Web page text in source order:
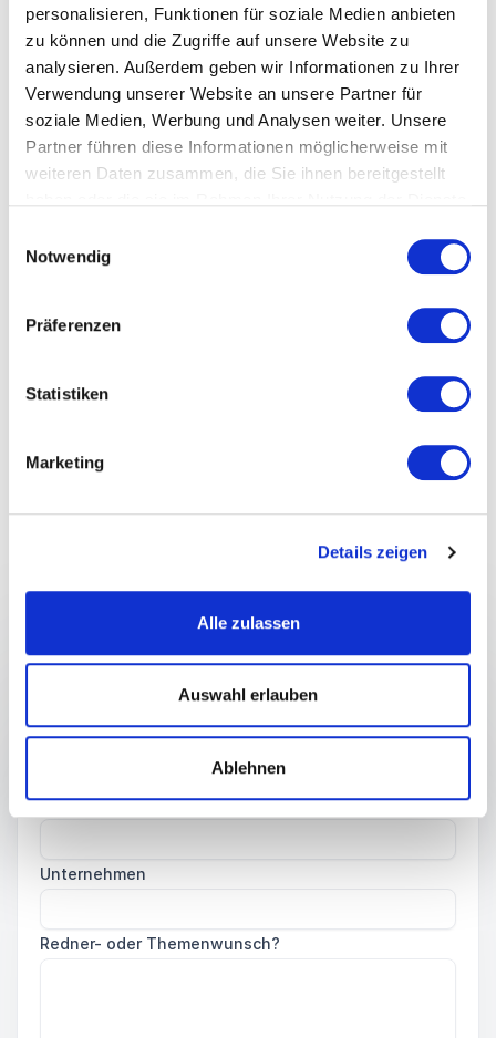
personalisieren, Funktionen für soziale Medien anbieten
zu können und die Zugriffe auf unsere Website zu
analysieren. Außerdem geben wir Informationen zu Ihrer
Verwendung unserer Website an unsere Partner für
soziale Medien, Werbung und Analysen weiter. Unsere
Partner führen diese Informationen möglicherweise mit
weiteren Daten zusammen, die Sie ihnen bereitgestellt
Notwendig
Präferenzen
Statistiken
Marketing
Details zeigen
Alle zulassen
Auswahl erlauben
Ablehnen
Thomas Skipwith
bei Ihrem nächsten Auftritt
Tom Buser
Unverbindliche und kompetente
Beratung für einen erfolgreichen
Name*
E-Mail*
Telefon
Unternehmen
Redner- oder Themenwunsch?